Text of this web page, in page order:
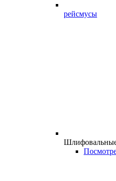
рейсмусы